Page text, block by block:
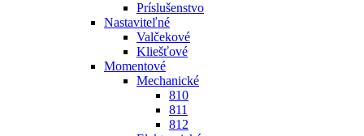
Príslušenstvo
Nastaviteľné
Valčekové
Kliešťové
Momentové
Mechanické
810
811
812